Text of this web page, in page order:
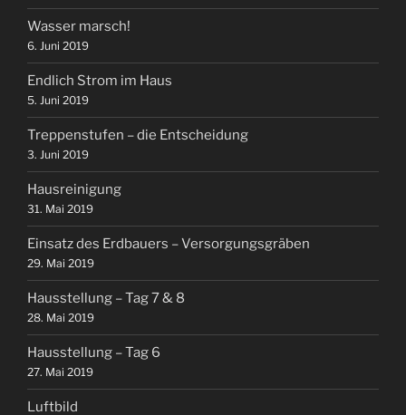
Wasser marsch!
6. Juni 2019
Endlich Strom im Haus
5. Juni 2019
Treppenstufen – die Entscheidung
3. Juni 2019
Hausreinigung
31. Mai 2019
Einsatz des Erdbauers – Versorgungsgräben
29. Mai 2019
Hausstellung – Tag 7 & 8
28. Mai 2019
Hausstellung – Tag 6
27. Mai 2019
Luftbild